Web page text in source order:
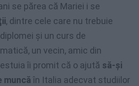
se părea că Mariei i se
, dintre cele care nu trebuie
şi un curs de
un vecin, amic din
îi promit că o ajută să-şi
muncă în Italia adecvat studiilor